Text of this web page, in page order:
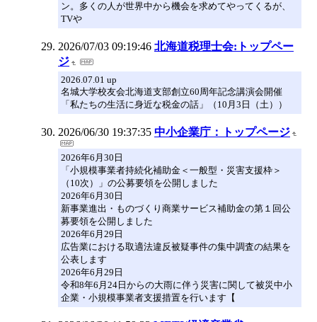
ン。多くの人が世界中から機会を求めてやってくるが、
TVや
2026/07/03 09:19:46 北海道税理士会:トップペー
ジ
2026.07.01 up
名城大学校友会北海道支部創立60周年記念講演会開催
「私たちの生活に身近な税金の話」（10月3日（土））
2026/06/30 19:37:35 中小企業庁：トップページ
2026年6月30日
「小規模事業者持続化補助金＜一般型・災害支援枠＞
（10次）」の公募要領を公開しました
2026年6月30日
新事業進出・ものづくり商業サービス補助金の第１回公
募要領を公開しました
2026年6月29日
広告業における取適法違反被疑事件の集中調査の結果を
公表します
2026年6月29日
令和8年6月24日からの大雨に伴う災害に関して被災中小
企業・小規模事業者支援措置を行います【